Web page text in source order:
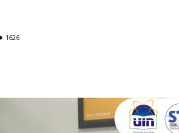
1626